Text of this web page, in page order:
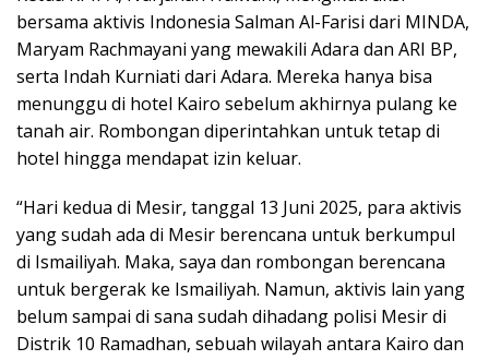
bersama aktivis Indonesia Salman Al-Farisi dari MINDA,
Maryam Rachmayani yang mewakili Adara dan ARI BP,
serta Indah Kurniati dari Adara. Mereka hanya bisa
menunggu di hotel Kairo sebelum akhirnya pulang ke
tanah air. Rombongan diperintahkan untuk tetap di
hotel hingga mendapat izin keluar.
“Hari kedua di Mesir, tanggal 13 Juni 2025, para aktivis
yang sudah ada di Mesir berencana untuk berkumpul
di Ismailiyah. Maka, saya dan rombongan berencana
untuk bergerak ke Ismailiyah. Namun, aktivis lain yang
belum sampai di sana sudah dihadang polisi Mesir di
Distrik 10 Ramadhan, sebuah wilayah antara Kairo dan